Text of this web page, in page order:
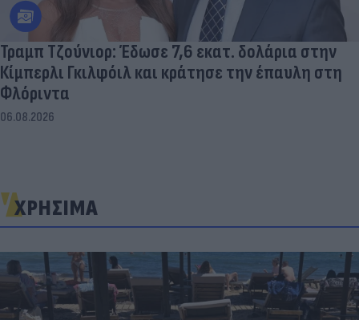
Τραμπ Τζούνιορ: Έδωσε 7,6 εκατ. δολάρια στην
Κίμπερλι Γκιλφόιλ και κράτησε την έπαυλη στη
Φλόριντα
06.08.2026
ΧΡΗΣΙΜΑ